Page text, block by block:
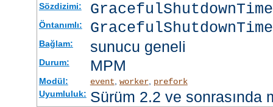
Sözdizimi:
Öntanımlı:
Bağlam: sunucu geneli
Durum: MPM
Modül: event, worker, prefork
Uyumluluk: Sürüm 2.2 ve sonrasında